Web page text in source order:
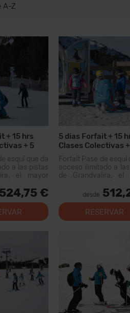
+ 15 hrs
+ 5
esquí que da
a las pistas
el mayor
este forfait
más de...
524,75 €
5 dias Forfait + 15
Clases Colectivas
Menús
Forfait Pase de esquí
acceso ilimitado a
de Grandvalira, el
Pirineos. Con este
podrás recorrer más
km de pistas, con
para todos los
desde
RESERVAR